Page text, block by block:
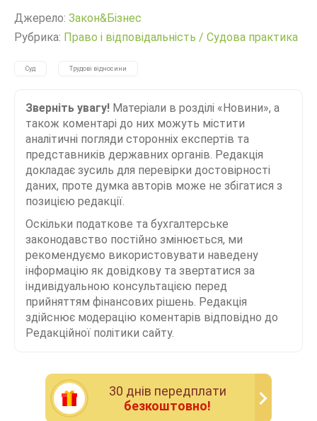
Джерело: Закон&Бізнес
Рубрика: Право і відповідальність / Судова практика
Суд Трудові відносини
Зверніть увагу! Матеріали в розділі «Новини», а
також коментарі до них можуть містити
аналітичні погляди сторонніх експертів та
представників державних органів. Редакція
докладає зусиль для перевірки достовірності
даних, проте думка авторів може не збігатися з
позицією редакції.
Оскільки податкове та бухгалтерське
законодавство постійно змінюється, ми
рекомендуємо використовувати наведену
інформацію як довідкову та звертатися за
індивідуальною консультацією перед
прийняттям фінансових рішень. Редакція
здійснює модерацію коментарів відповідно до
Редакційної політики сайту.
30 днiв передплати
безкоштовно!